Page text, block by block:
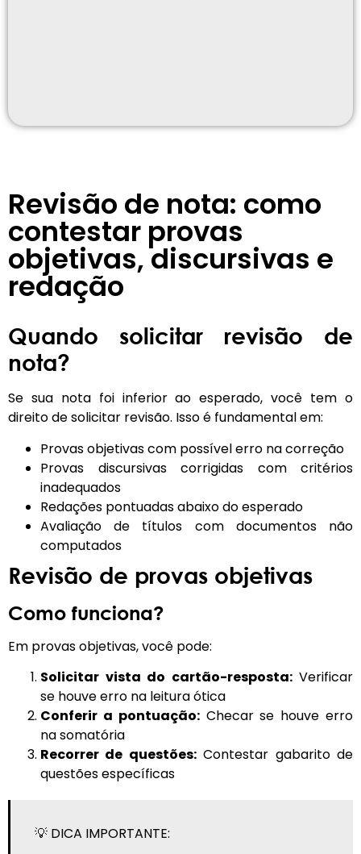
Revisão de nota: como
contestar provas
objetivas, discursivas e
redação
Quando solicitar revisão de
nota?
Se sua nota foi inferior ao esperado, você tem o
direito de solicitar revisão. Isso é fundamental em:
Provas objetivas com possível erro na correção
Provas discursivas corrigidas com critérios
inadequados
Redações pontuadas abaixo do esperado
Avaliação de títulos com documentos não
computados
Revisão de provas objetivas
Como funciona?
Em provas objetivas, você pode:
Solicitar vista do cartão-resposta:Verificar
se houve erro na leitura ótica
Conferir a pontuação:Checar se houve erro
na somatória
Recorrer de questões:Contestar gabarito de
questões específicas
💡 DICA IMPORTANTE: